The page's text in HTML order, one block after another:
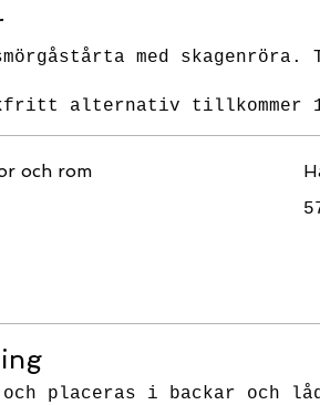
med
alternativ tillkommer
och rom
och placeras i backar och